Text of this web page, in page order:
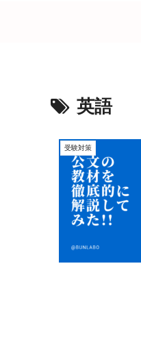
英語
受験対策